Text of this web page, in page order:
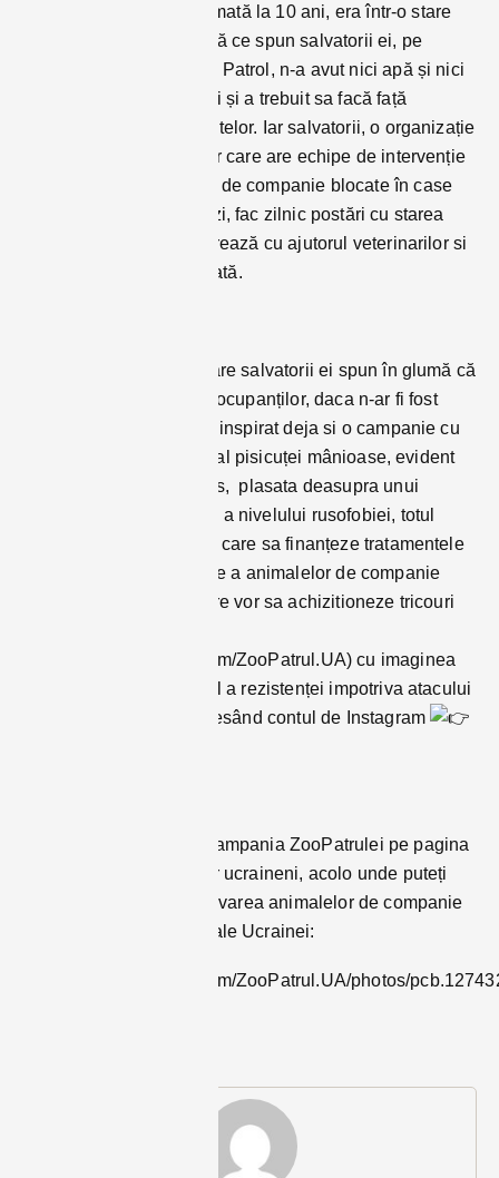
a cărei vârsta a fost estimată la 10 ani, era într-o stare
neașteptat de bună, după ce spun salvatorii ei, pe
pagina de facebook Zoo Patrol, n-a avut nici apă și nici
mâncare vreme de 2 luni și a trebuit sa facă față
infernului bombardamentelor. Iar salvatorii, o organizație
de protecție a animalelor care are echipe de intervenție
ce recuperează animale de companie blocate în case
sau abandonate pe străzi, fac zilnic postări cu starea
pisicuței care se recuperează cu ajutorul veterinarilor si
intre timp a fost si adoptată.
Figura Shafei, despre care salvatorii ei spun în glumă că
ar fi pus pe fugă armata ocupanților, daca n-ar fi fost
blocată pe un balcon, a inspirat deja si o campanie cu
tricouri cu chipul stilizat al pisicuței mânioase, evident
împotriva ocupantului rus, plasata deasupra unui
termometru de măsurare a nivelului rusofobiei, totul
pentru a strânge bani cu care sa finanțeze tratamentele
si operațiunile de căutare a animalelor de companie
supraviețuitoare. Cei care vor sa achizitioneze tricouri
https://www.facebook.com/ZooPatrul.UA) cu imaginea
pisicutei devenită simbol a rezistenței impotriva atacului
rușilor pot sa o facă accesând contul de Instagram
Vezi mai multe despre campania ZooPatrulei pe pagina
de facebook a inimosilor ucraineni, acolo unde puteți
face si donații pentru salvarea animalelor de companie
din zonele bombardate ale Ucrainei:
https://www.facebook.com/ZooPatrul.UA/photos/